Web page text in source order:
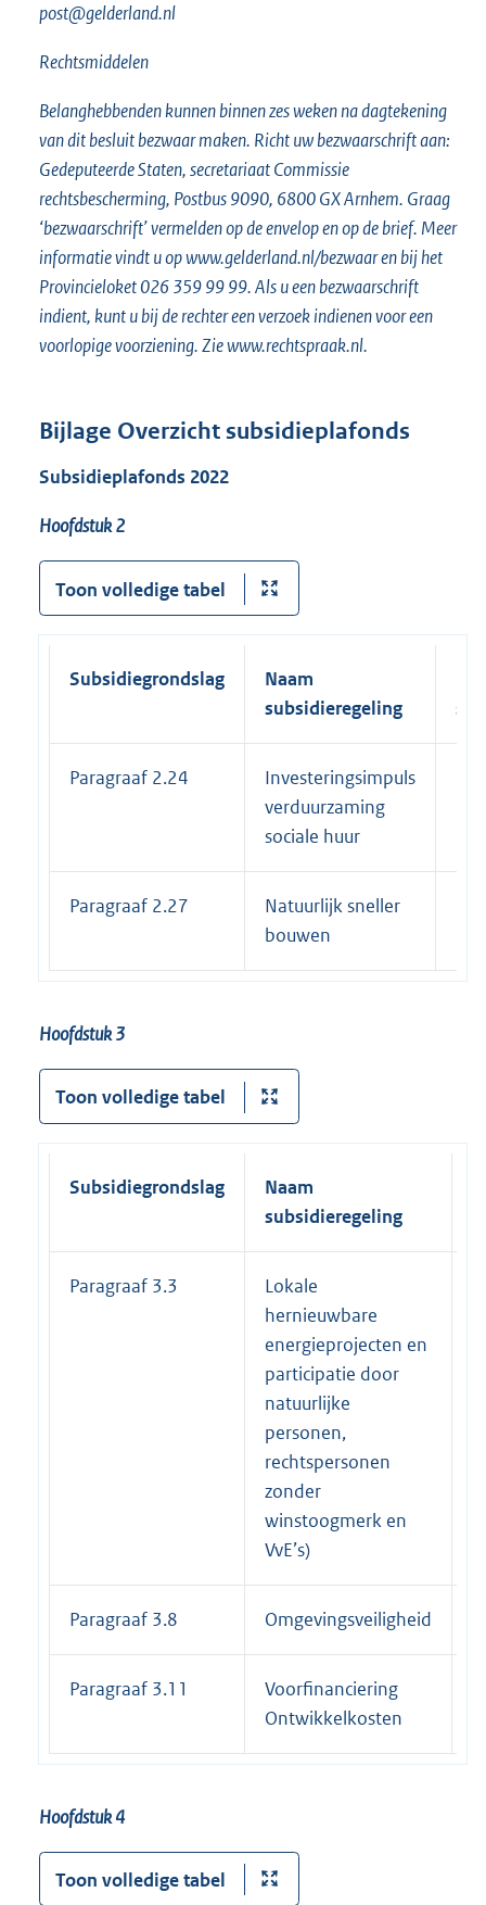
post@gelderland.nl
Rechtsmiddelen
Belanghebbenden kunnen binnen zes weken na dagtekening
van dit besluit bezwaar maken. Richt uw bezwaarschrift aan:
Gedeputeerde Staten, secretariaat Commissie
rechtsbescherming, Postbus 9090, 6800 GX Arnhem. Graag
‘bezwaarschrift’ vermelden op de envelop en op de brief. Meer
informatie vindt u op www.gelderland.nl/bezwaar en bij het
Provincieloket 026 359 99 99. Als u een bezwaarschrift
indient, kunt u bij de rechter een verzoek indienen voor een
voorlopige voorziening. Zie www.rechtspraak.nl.
Bijlage Overzicht subsidieplafonds
Subsidieplafonds 2022
Hoofdstuk 2
Toon volledige tabel
Subsidiegrondslag
Naam
subsidieregeling
Paragraaf 2.24
Investeringsimpuls
verduurzaming
sociale huur
Paragraaf 2.27
Natuurlijk sneller
bouwen
Hoofdstuk 3
Toon volledige tabel
Subsidiegrondslag
Naam
subsidieregeling
Paragraaf 3.3
Lokale
hernieuwbare
energieprojecten en
participatie door
natuurlijke
personen,
rechtspersonen
zonder
winstoogmerk en
VvE’s)
Paragraaf 3.8 Omgevingsveiligheid
Paragraaf 3.11
Voorfinanciering
Ontwikkelkosten
Hoofdstuk 4
Toon volledige tabel